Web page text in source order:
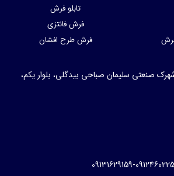
تابلو فرش
فرش فانتزی
فرش طرح افشان
صنعتی سلیمان صباحی بیدگلی، بلوار یکم،